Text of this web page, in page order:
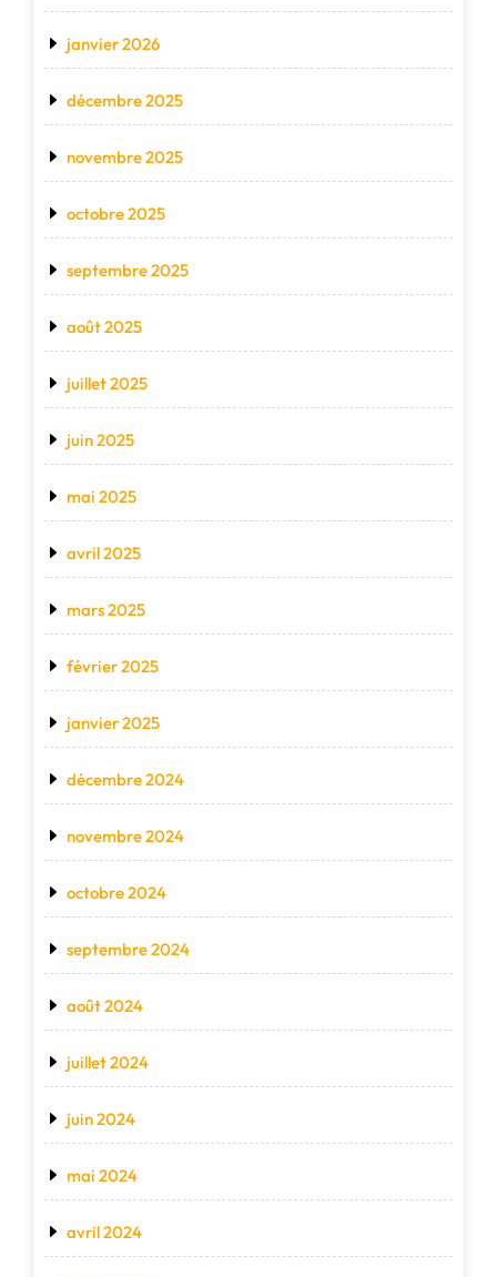
janvier 2026
décembre 2025
novembre 2025
octobre 2025
septembre 2025
août 2025
juillet 2025
juin 2025
mai 2025
avril 2025
mars 2025
février 2025
janvier 2025
décembre 2024
novembre 2024
octobre 2024
septembre 2024
août 2024
juillet 2024
juin 2024
mai 2024
avril 2024